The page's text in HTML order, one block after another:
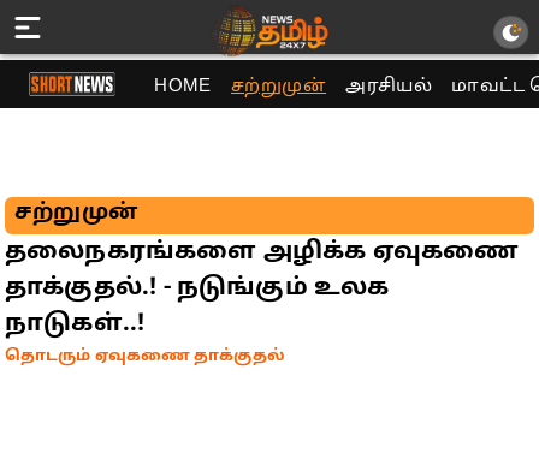
HOME சற்றுமுன் அரசியல் மாவட்ட
சற்றுமுன்
தலைநகரங்களை அழிக்க ஏவுகணை
தாக்குதல்.! - நடுங்கும் உலக
நாடுகள்..!
தொடரும் ஏவுகணை தாக்குதல்